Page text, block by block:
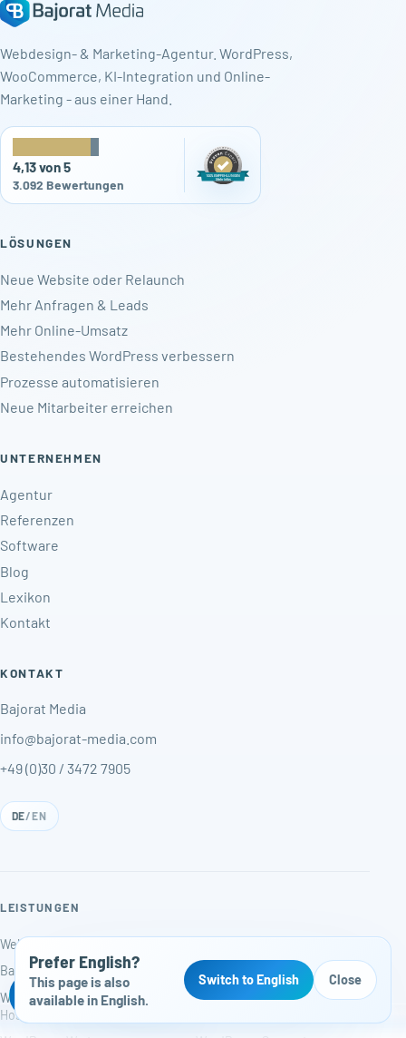
Webdesign- & Marketing-Agentur. WordPress,
WooCommerce, KI-Integration und Online-
Marketing - aus einer Hand.
4,13 von 5
3.092 Bewertungen
LÖSUNGEN
Neue Website oder Relaunch
Mehr Anfragen & Leads
Mehr Online-Umsatz
Bestehendes WordPress verbessern
Prozesse automatisieren
Neue Mitarbeiter erreichen
UNTERNEHMEN
Agentur
Referenzen
Software
Blog
Lexikon
Kontakt
KONTAKT
Bajorat Media
info@bajorat-media.com
+49 (0)30 / 3472 7905
DE/EN
LEISTUNGEN
Webdesign & Konzeption
Barrierefreiheit
Webhosting & WordPress-
Hosting
WordPress-Entwicklung
Kostenloser Website-Check
Prefer English?
This page is also
available in English.
Switch to English Close